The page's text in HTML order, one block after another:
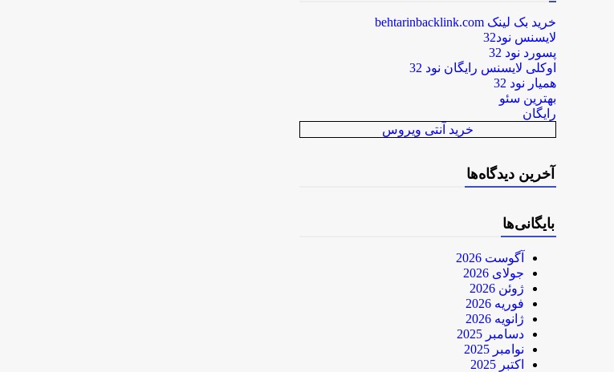
خرید بک لینک behtarinbacklink.com
لایسنس نود32
پسورد نود 32
اوکلی لایسنس رایگان نود 32
همیار نود 32
بهترین سئو
رایگان
خرید آنتی ویروس
آخرین دیدگاه‌ها
بایگانی‌ها
آگوست 2026
جولای 2026
ژوئن 2026
فوریه 2026
ژانویه 2026
دسامبر 2025
نوامبر 2025
اکتبر 2025